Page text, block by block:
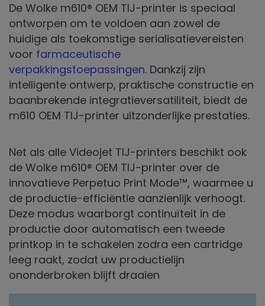
De Wolke m610® OEM TIJ-printer is speciaal
ontworpen om te voldoen aan zowel de
huidige als toekomstige serialisatievereisten
voor farmaceutische
verpakkingstoepassingen. Dankzij zijn
intelligente ontwerp, praktische constructie en
baanbrekende integratieversatiliteit, biedt de
m610 OEM TIJ-printer uitzonderlijke prestaties.
Net als alle Videojet TIJ-printers beschikt ook
de Wolke m610® OEM TIJ-printer over de
innovatieve Perpetuo Print Mode™, waarmee u
de productie-efficiëntie aanzienlijk verhoogt.
Deze modus waarborgt continuïteit in de
productie door automatisch een tweede
printkop in te schakelen zodra een cartridge
leeg raakt, zodat uw productielijn
ononderbroken blijft draaien